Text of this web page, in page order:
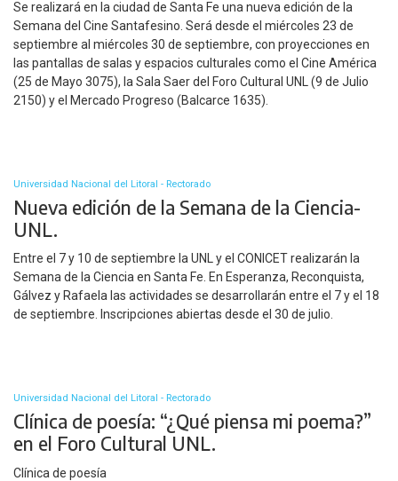
Se realizará en la ciudad de Santa Fe una nueva edición de la
Semana del Cine Santafesino. Será desde el miércoles 23 de
septiembre al miércoles 30 de septiembre, con proyecciones en
las pantallas de salas y espacios culturales como el Cine América
(25 de Mayo 3075), la Sala Saer del Foro Cultural UNL (9 de Julio
2150) y el Mercado Progreso (Balcarce 1635).
Universidad Nacional del Litoral - Rectorado
Nueva edición de la Semana de la Ciencia-
UNL.
Entre el 7 y 10 de septiembre la UNL y el CONICET realizarán la
Semana de la Ciencia en Santa Fe. En Esperanza, Reconquista,
Gálvez y Rafaela las actividades se desarrollarán entre el 7 y el 18
de septiembre. Inscripciones abiertas desde el 30 de julio.
Universidad Nacional del Litoral - Rectorado
Clínica de poesía: “¿Qué piensa mi poema?”
en el Foro Cultural UNL.
Clínica de poesía